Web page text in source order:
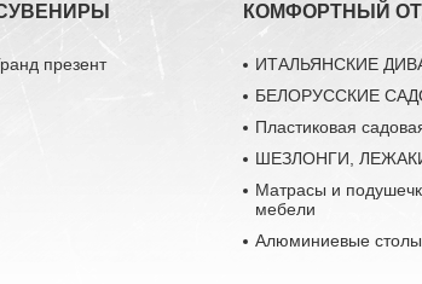
презент
КОМФОРТНЫЙ
ИТАЛЬЯНСКИЕ
БЕЛОРУССКИЕ
Пластиковая
ШЕЗЛОНГИ,
Матрасы и
мебели
Алюминиевые столы